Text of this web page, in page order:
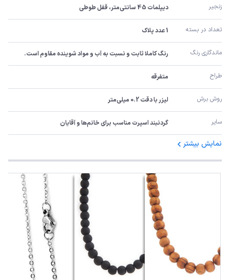
زنجیر دیپلمات 45 سانتی‌متر، قفل طوطی
تعداد در بسته 1 عدد پلاک
ماندگاری رنگ رنگ کاملا ثابت و نسبت به آب و مواد شوینده مقاوم است.
طراح متفرقه
روش برش لیزر با دقت 0.2 میلی‌متر
سایر گردنبند اسپرت مناسب برای خانم‌ها و آقایان
نمایش بیشتر